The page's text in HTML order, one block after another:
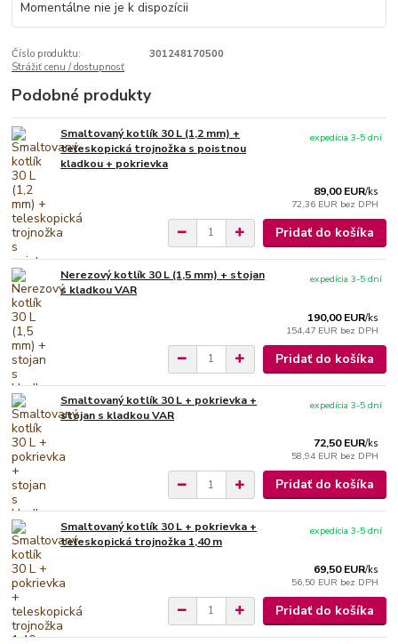
Momentálne nie je k dispozícii
Číslo produktu:
301248170500
Strážiť cenu / dostupnosť
Podobné produkty
Smaltovaný kotlík 30 L (1,2 mm) +
teleskopická trojnožka s poistnou
kladkou + pokrievka
89,00 EUR/ks
72,36 EUR bez DPH
expedícia 3-5 dní
Pridať do košíka
Nerezový kotlík 30 L (1,5 mm) + stojan
s kladkou VAR
190,00 EUR/ks
154,47 EUR bez DPH
expedícia 3-5 dní
Pridať do košíka
Smaltovaný kotlík 30 L + pokrievka +
stojan s kladkou VAR
72,50 EUR/ks
58,94 EUR bez DPH
expedícia 3-5 dní
Pridať do košíka
Smaltovaný kotlík 30 L + pokrievka +
teleskopická trojnožka 1,40 m
69,50 EUR/ks
56,50 EUR bez DPH
expedícia 3-5 dní
Pridať do košíka